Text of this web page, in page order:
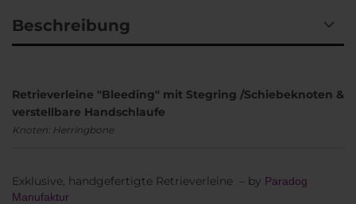
Beschreibung
Retrieverleine "Bleeding" mit Stegring /Schiebeknoten &
verstellbare Handschlaufe
Knoten: Herringbone
Exklusive, handgefertigte Retrieverleine – by Paradog
Manufaktur